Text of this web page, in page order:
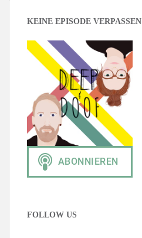
KEINE EPISODE VERPASSEN
FOLLOW US